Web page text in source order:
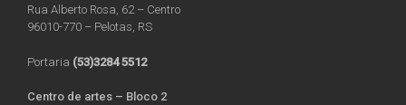
Rua Alberto Rosa, 62 – Centro
96010-770 – Pelotas, RS
Portaria (53)3284 5512
Centro de artes – Bloco 2